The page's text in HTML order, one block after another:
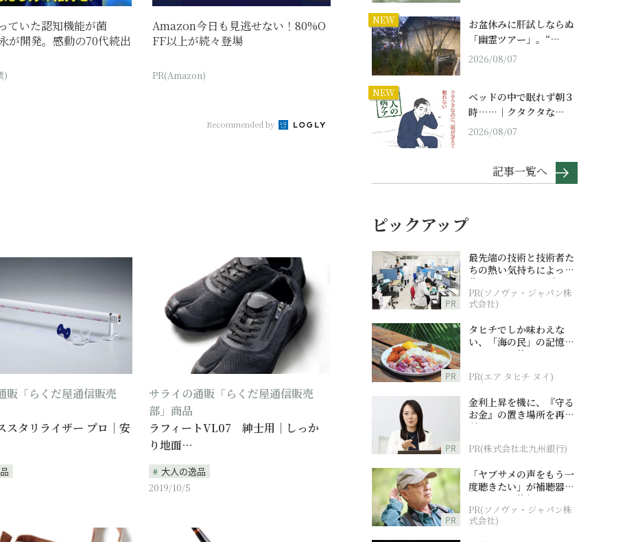
ていた認知機能が菌
が開発。感動の70代続出
)
Amazon今日も見逃せない！80%O
FF以上が続々登場
PR(Amazon)
Recommended by
販「らくだ屋通信販売
スタリライザー プロ｜安
サライの通販「らくだ屋通信販売
部」商品
ラフィートVL07 紳士用｜しっか
り地面…
大人の逸品
2019/10/5
NEW
お盆休みに肝試しならぬ
「幽霊ツアー」。“…
2026/08/07
NEW
ベッドの中で眠れず朝３
時……｜クタクタな…
2026/08/07
記事一覧へ
ピックアップ
PR
最先端の技術と技術者た
ちの熱い気持ちによって
作られているオーダーメ
イド補聴器
PR(ソノヴァ・ジャパン株
式会社)
PR
タヒチでしか味わえな
い、「海の民」の記憶へ
とつながる旅
PR(エア タヒチ ヌイ)
PR
金利上昇を機に、『守る
お金』の置き場所を再検
討
PR(株式会社北九州銀行)
PR
「ヤブサメの声をもう一
度聴きたい」が補聴器チ
ャレンジの後押しに
PR(ソノヴァ・ジャパン株
式会社)